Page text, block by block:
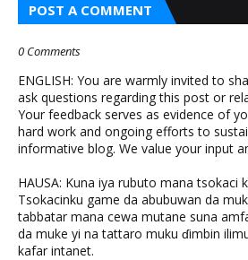
POST A COMMENT
0 Comments
ENGLISH: You are warmly invited to
ask questions regarding this post or
Your feedback serves as evidence of
hard work and ongoing efforts to
informative blog. We value your input
HAUSA: Kuna iya rubuto mana tsokaci
Tsokacinku game da abubuwan da
tabbatar mana cewa mutane suna
da muke yi na tattaro muku ɗimbin
kafar intanet.